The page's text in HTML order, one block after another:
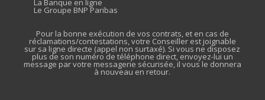
La Banque en ligne
Le Groupe BNP Paribas
Pour la bonne exécution de vos contrats, et en cas de
réclamations/contestations, votre Conseiller est joignable
sur sa ligne directe (appel non surtaxé). Si vous ne disposez
plus de son numéro de téléphone direct, envoyez-lui un
message par votre messagerie sécurisée, il vous le donnera
à nouveau en retour.